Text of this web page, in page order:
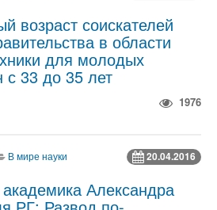
возраст соискателей
в области
для молодых
с 33 до 35 лет
1976
20.04.2016
В мире науки
Александра